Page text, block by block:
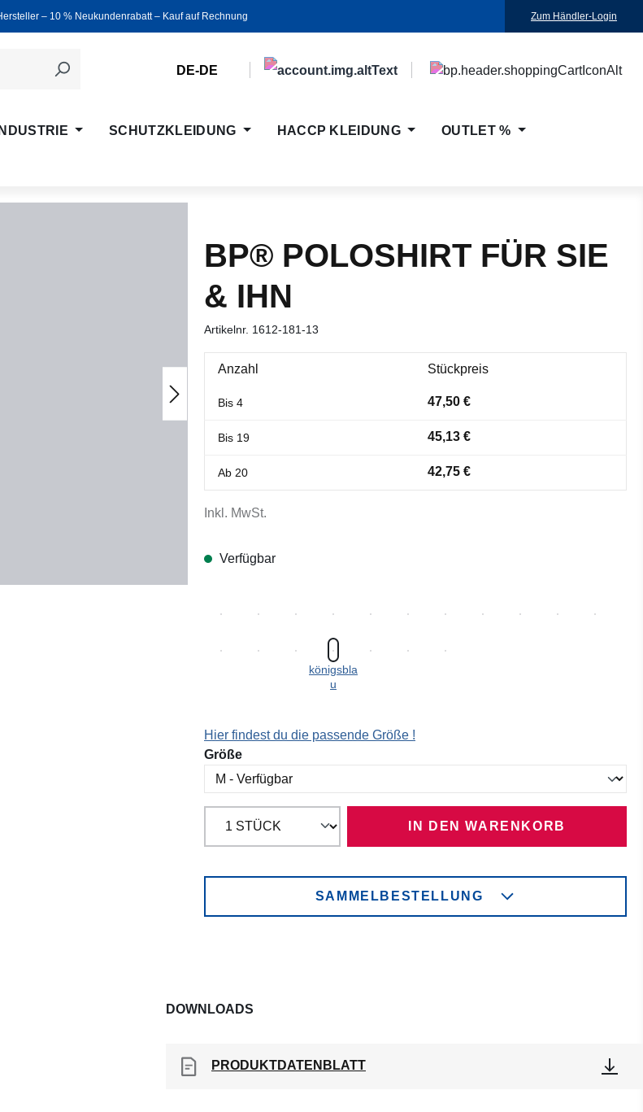
‒ 10 % Neukundenrabatt ‒ Kauf auf Rechnung Zum Händler-Login
DE-DE
SCHUTZKLEIDUNG HACCP KLEIDUNG OUTLET %
BP® POLOSHIRT FÜR SIE
& IHN
Artikelnr. 1612-181-13
Anzahl Stückpreis
Bis 4 47,50 €
Bis 19 45,13 €
Ab 20 42,75 €
Inkl. MwSt.
Verfügbar
königsbla
u
Hier findest du die passende Größe !
Größeauswählen
IN DEN WARENKORB
SAMMELBESTELLUNG
DOWNLOADS
PRODUKTDATENBLATT